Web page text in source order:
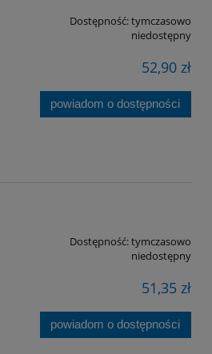
Dostępność:tymczasowo
niedostępny
52,90 zł
powiadom o dostępności
Dostępność:tymczasowo
niedostępny
51,35 zł
powiadom o dostępności